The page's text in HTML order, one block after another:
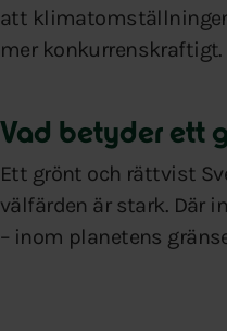
att klimatomställningen
mer
Vad betyder ett
Ett grönt och rättvist
välfärden är stark. Där
– inom planetens